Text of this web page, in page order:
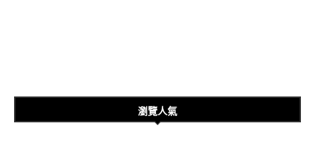
瀏覽人氣